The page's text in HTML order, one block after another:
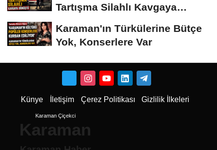
Tartışma Silahlı Kavgaya
Karaman'ın Türkülerine Bütçe
Yok, Konserlere Var
Künye İletişim Çerez Politikası Gizlilik İlkeleri
Karaman Çiçekci
Karaman